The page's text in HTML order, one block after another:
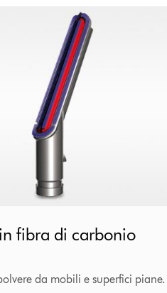
fibra di carbonio
da mobili e superfici piane.